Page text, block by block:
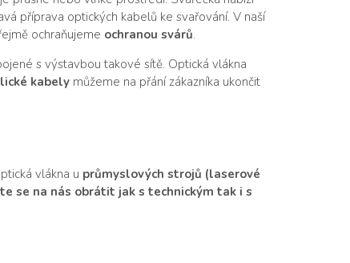
příprava optických kabelů ke svařování. V naší
ochraňujeme ochranou svárů.
s výstavbou takové sítě. Optická vlákna
kabely můžeme na přání zákazníka ukončit
vlákna u průmyslových strojů (laserové
se na nás obrátit jak s technickým tak i s